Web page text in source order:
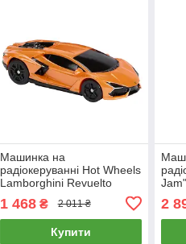
Машинка на
радіокеруванні Hot Wheels
Lamborghini Revuelto
(масштаб 1:64, пульт 2,4
ГГц, акумулятор) HWW55
1 468₴ 2 011 ₴
Купити
2